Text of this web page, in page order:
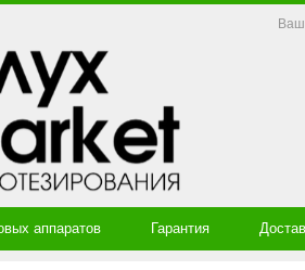
аппаратов Гарантия